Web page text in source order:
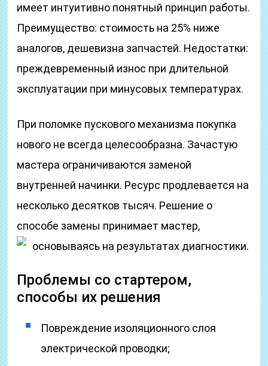
имеет интуитивно понятный принцип работы.
Преимущество: стоимость на 25% ниже
аналогов, дешевизна запчастей. Недостатки:
преждевременный износ при длительной
эксплуатации при минусовых температурах.
При поломке пускового механизма покупка
нового не всегда целесообразна. Зачастую
мастера ограничиваются заменой
внутренней начинки. Ресурс продлевается на
несколько десятков тысяч. Решение о
способе замены принимает мастер,
основываясь на результатах диагностики.
Проблемы со стартером,
способы их решения
Повреждение изоляционного слоя
электрической проводки;